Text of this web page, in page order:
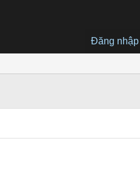
Đăng nhập